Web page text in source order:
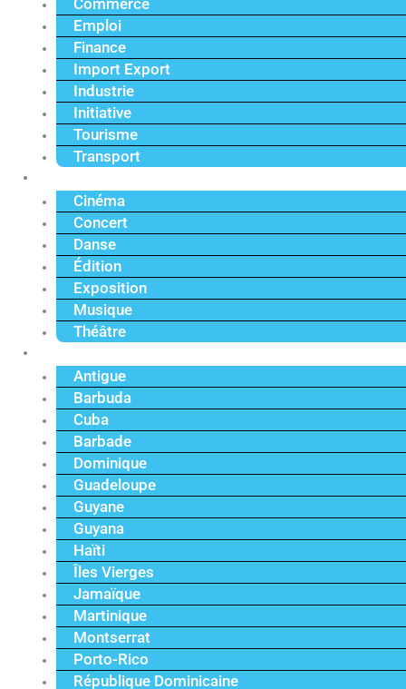
Commerce
Emploi
Finance
Import Export
Industrie
Initiative
Tourisme
Transport
Cinéma
Concert
Danse
Édition
Exposition
Musique
Théâtre
Antigue
Barbuda
Cuba
Barbade
Dominique
Guadeloupe
Guyane
Guyana
Haïti
Îles Vierges
Jamaïque
Martinique
Montserrat
Porto-Rico
République Dominicaine